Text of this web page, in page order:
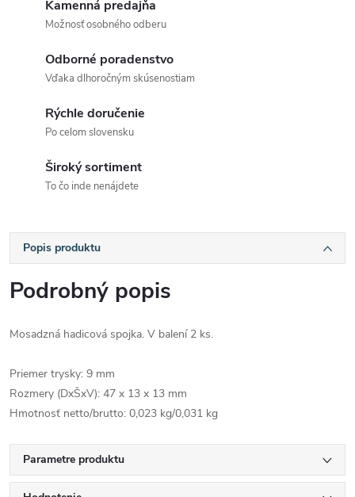
Kamenná predajňa
Možnosť osobného odberu
Odborné poradenstvo
Vďaka dlhoročným skúsenostiam
Rýchle doručenie
Po celom slovensku
Široký sortiment
To čo inde nenájdete
Popis produktu
Podrobný popis
Mosadzná hadicová spojka. V balení 2 ks.
Priemer trysky: 9 mm
Rozmery (DxŠxV): 47 x 13 x 13 mm
Hmotnosť netto/brutto: 0,023 kg/0,031 kg
Parametre produktu